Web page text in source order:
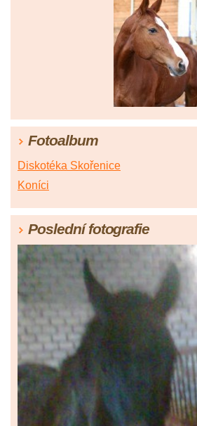
Fotoalbum
Diskotéka Skořenice
Koníci
Poslední fotografie